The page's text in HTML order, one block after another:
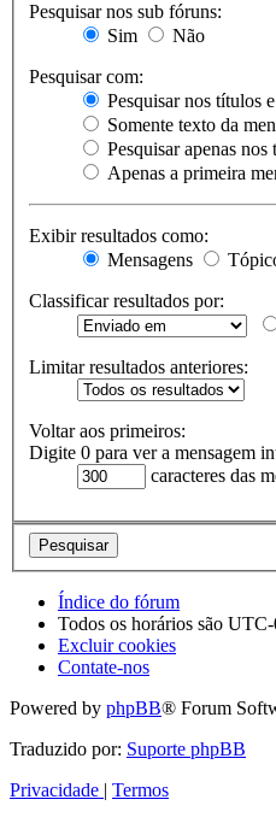
Pesquisar nos sub fóruns:
Sim
Não
Pesquisar com:
Pesquisar nos títulos
Somente texto da
Pesquisar apenas nos
Apenas a primeira
Exibir resultados como:
Mensagens
Classificar resultados por:
Limitar resultados anteriores:
Voltar aos primeiros:
Digite 0 para ver a mensagem
caracteres das
Índice do fórum
Todos os horários são UTC-
Excluir cookies
Contate-nos
Powered by phpBB® Forum
Traduzido por: Suporte phpBB
Privacidade | Termos